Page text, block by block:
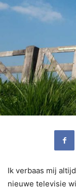
Ik verbaas mij
nieuwe televisie